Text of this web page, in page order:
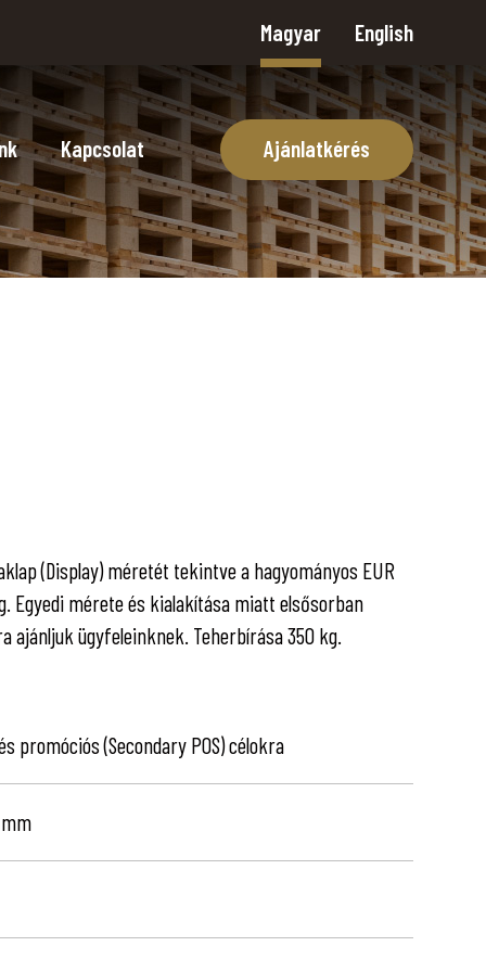
Magyar English
Kapcsolat Ajánlatkérés
(Display) méretét tekintve a hagyományos EUR
Egyedi mérete és kialakítása miatt elsősorban
ajánljuk ügyfeleinknek. Teherbírása 350 kg.
promóciós (Secondary POS) célokra